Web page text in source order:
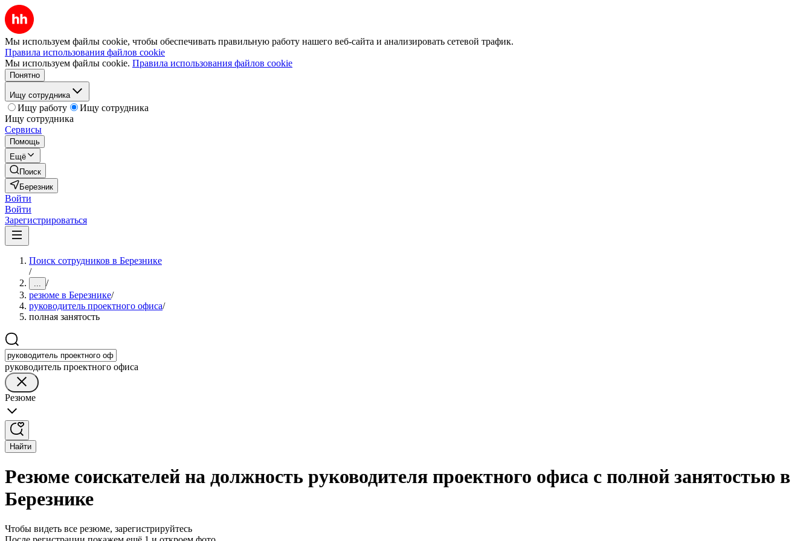
Мы используем файлы cookie, чтобы обеспечивать правильную работу нашего веб-сайта и анализировать сетевой трафик.
Правила использования файлов cookie
Мы используем файлы cookie. Правила использования файлов cookie
Понятно
Ищу сотрудника
Ищу работу
Ищу сотрудника
Ищу сотрудника
Сервисы
Помощь
Ещё
Поиск
Березник
Войти
Войти
Зарегистрироваться
Поиск сотрудников в Березнике
/
... /
резюме в Березнике/
руководитель проектного офиса/
полная занятость
руководитель проектного офиса
Резюме
Найти
Резюме соискателей на должность руководителя проектного офиса с полной занятостью в
Березнике
Чтобы видеть все резюме, зарегистрируйтесь